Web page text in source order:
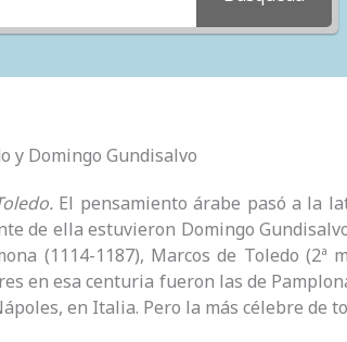
y Domingo Gundisalvo
El pensamiento árabe pasó a la
de ella estuvieron Domingo
(1114-1187), Marcos de Toledo (2ª
en esa centuria fueron las de
en Italia. Pero la más célebre de